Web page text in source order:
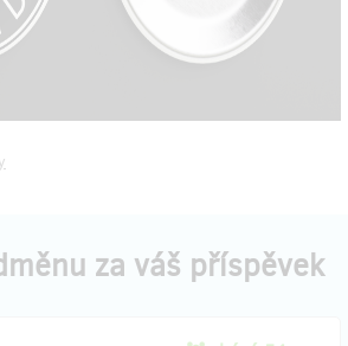
za váš příspěvek